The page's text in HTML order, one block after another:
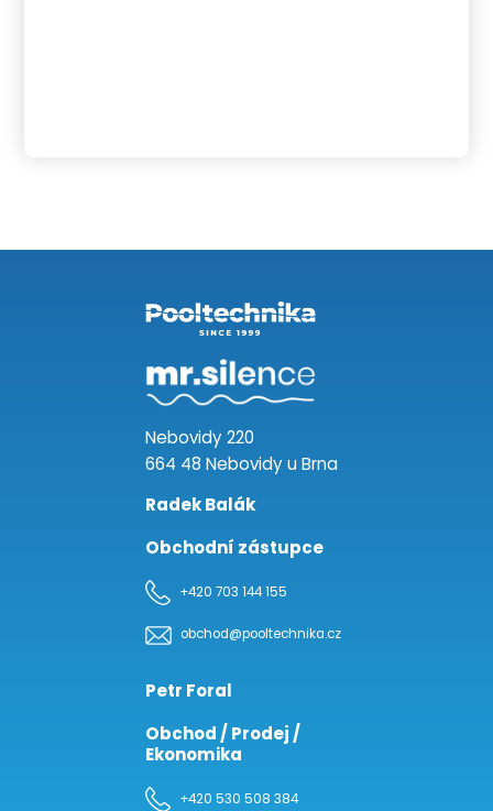
Nebovidy 220
664 48 Nebovidy u Brna
Radek Balák
Obchodní zástupce
+420 703 144 155
obchod@pooltechnika.cz
Petr Foral
Obchod / Prodej /
Ekonomika
+420 530 508 384